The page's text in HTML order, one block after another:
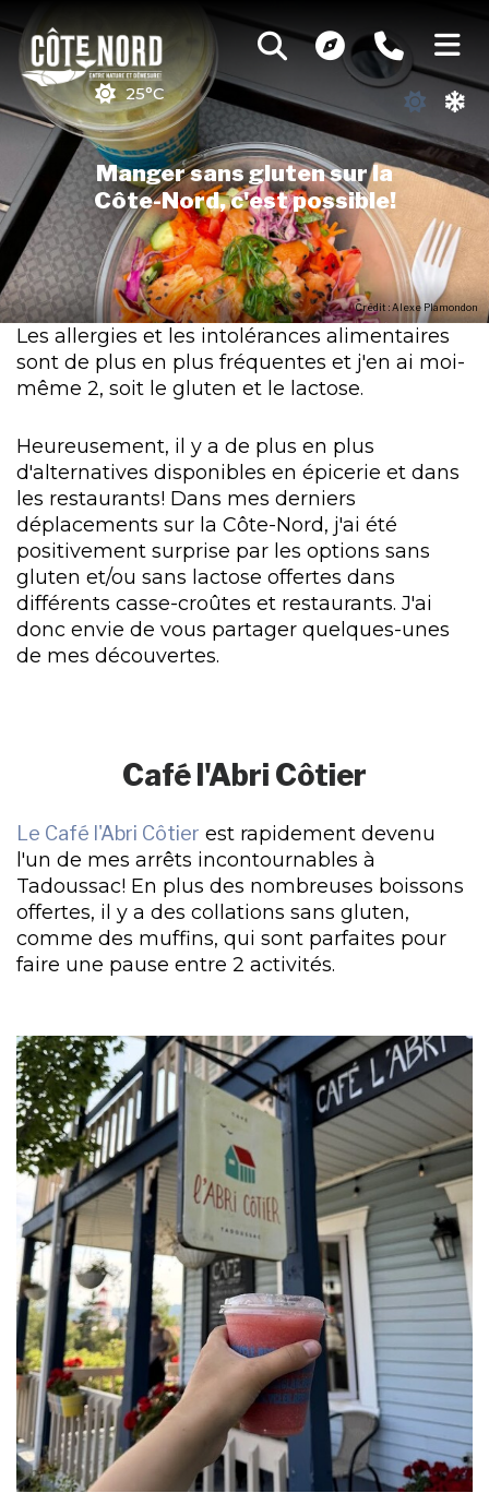
25°C
Manger sans gluten sur la
Côte-Nord, c'est possible!
Crédit : Alexe Plamondon
Les allergies et les intolérances alimentaires
sont de plus en plus fréquentes et j'en ai moi-
même 2, soit le gluten et le lactose.
Heureusement, il y a de plus en plus
d'alternatives disponibles en épicerie et dans
les restaurants! Dans mes derniers
déplacements sur la Côte-Nord, j'ai été
positivement surprise par les options sans
gluten et/ou sans lactose offertes dans
différents casse-croûtes et restaurants. J'ai
donc envie de vous partager quelques-unes
de mes découvertes.
Café l'Abri Côtier
Le Café l'Abri Côtier est rapidement devenu
l'un de mes arrêts incontournables à
Tadoussac! En plus des nombreuses boissons
offertes, il y a des collations sans gluten,
comme des muffins, qui sont parfaites pour
faire une pause entre 2 activités.